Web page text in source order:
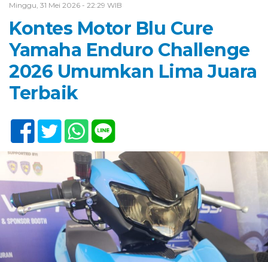
Minggu, 31 Mei 2026 - 22:29 WIB
Kontes Motor Blu Cure
Yamaha Enduro Challenge
2026 Umumkan Lima Juara
Terbaik